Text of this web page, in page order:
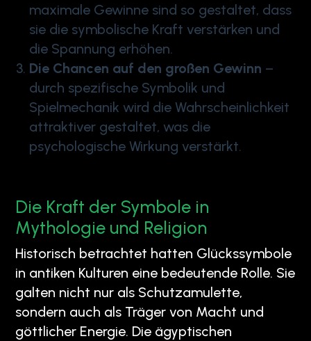
maximale Gewinne sind so gestaltet, dass
sie die symbolische Kraft verstärken und
die Spannung erhöhen.
Die Chancen auf den großen Gewinn –
durch spezifische Symbolik und
Spielmechanik wird die Wahrscheinlichkeit
attraktiver gestaltet, was die
psychologische Wirkung verstärkt.
Die Kraft der Symbole in
Mythologie und Religion
Historisch betrachtet hatten Glückssymbole
in antiken Kulturen eine bedeutende Rolle. Sie
galten nicht nur als Schutzamulette,
sondern auch als Träger von Macht und
göttlicher Energie. Die ägyptischen